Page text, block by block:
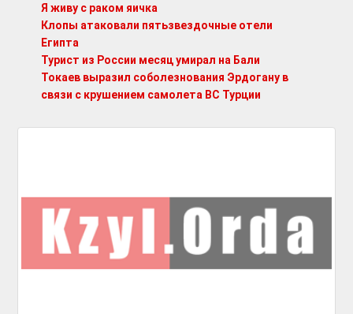
Я живу с раком яичка
Клопы атаковали пятьзвездочные отели
Египта
Турист из России месяц умирал на Бали
Токаев выразил соболезнования Эрдогану в
связи с крушением самолета ВС Турции